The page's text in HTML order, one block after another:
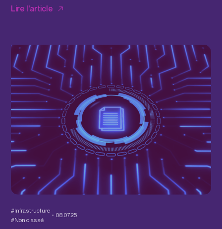
Lire l'article
#Infrastructure
#Non classé
08.07.25